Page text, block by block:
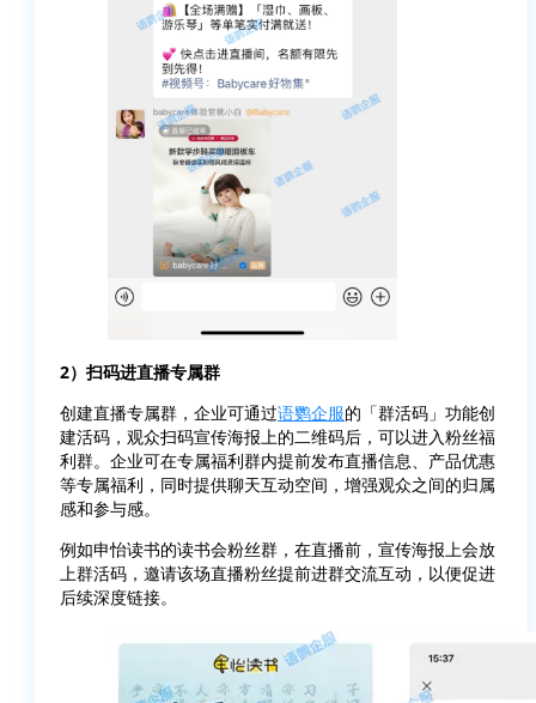
2）扫码进直播专属群
创建直播专属群，企业可通过语鹦企服的「群活码」功能创
建活码，观众扫码宣传海报上的二维码后，可以进入粉丝福
利群。企业可在专属福利群内提前发布直播信息、产品优惠
等专属福利，同时提供聊天互动空间，增强观众之间的归属
感和参与感。
例如申怡读书的读书会粉丝群，在直播前，宣传海报上会放
上群活码，邀请该场直播粉丝提前进群交流互动，以便促进
后续深度链接。